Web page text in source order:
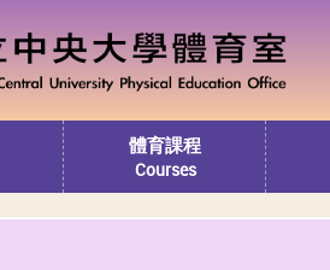
體育課程
Courses